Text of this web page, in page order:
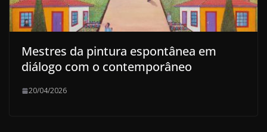
Mestres da pintura espontânea em
diálogo com o contemporâneo
20/04/2026